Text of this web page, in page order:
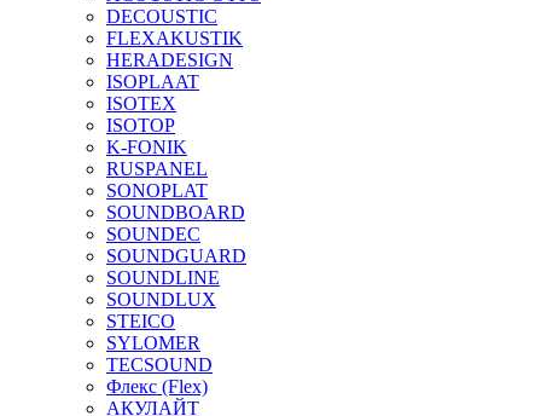
DECOUSTIC
FLEXAKUSTIK
HERADESIGN
ISOPLAAT
ISOTEX
ISOTOP
K-FONIK
RUSPANEL
SONOPLAT
SOUNDBOARD
SOUNDEC
SOUNDGUARD
SOUNDLINE
SOUNDLUX
STEICO
SYLOMER
TECSOUND
Флекс (Flex)
АКУЛАЙТ